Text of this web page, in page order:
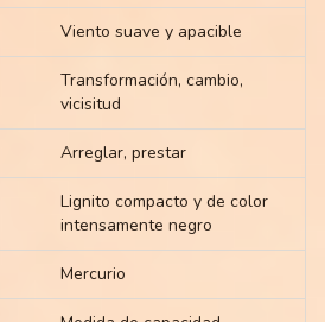
Viento suave y apacible
Transformación, cambio,
vicisitud
Arreglar, prestar
Lignito compacto y de color
intensamente negro
Mercurio